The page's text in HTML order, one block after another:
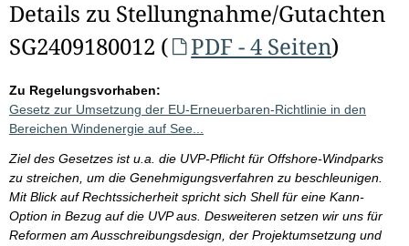
Details zu Stellungnahme/Gutachten
SG2409180012 (
PDF - 4 Seiten)
Zu Regelungsvorhaben:
Gesetz zur Umsetzung der EU-Erneuerbaren-Richtlinie in den
Bereichen Windenergie auf See...
Ziel des Gesetzes ist u.a. die UVP-Pflicht für Offshore-Windparks
zu streichen, um die Genehmigungsverfahren zu beschleunigen.
Mit Blick auf Rechtssicherheit spricht sich Shell für eine Kann-
Option in Bezug auf die UVP aus. Desweiteren setzen wir uns für
Reformen am Ausschreibungsdesign, der Projektumsetzung und